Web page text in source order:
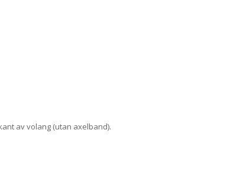
av volang (utan axelband).